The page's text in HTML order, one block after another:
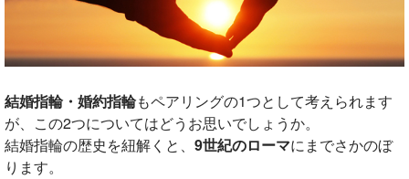
結婚指輪・婚約指輪もペアリングの1つとして考えられます
が、この2つについてはどうお思いでしょうか。
結婚指輪の歴史を紐解くと、 9世紀のローマにまでさかのぼ
ります。